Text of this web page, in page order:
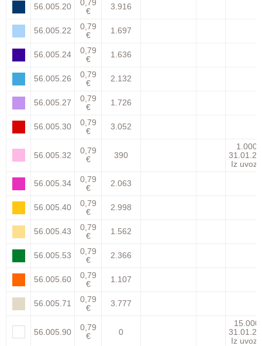
56.005.20
0,79
€
3.916
56.005.22
0,79
€
1.697
56.005.24
0,79
€
1.636
56.005.26
0,79
€
2.132
56.005.27
0,79
€
1.726
56.005.30
0,79
€
3.052
56.005.32
0,79
€
390
1.000
Iz uvoza
56.005.34
0,79
€
2.063
56.005.40
0,79
€
2.998
56.005.43
0,79
€
1.562
56.005.53
0,79
€
2.366
56.005.60
0,79
€
1.107
56.005.71
0,79
€
3.777
56.005.90
0,79
€
0
15.000
Iz uvoza